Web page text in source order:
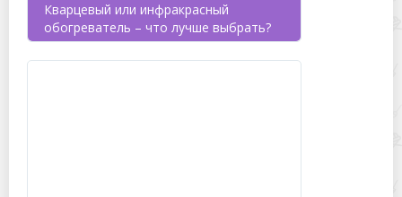
Кварцевый или инфракрасный
обогреватель – что лучше выбрать?